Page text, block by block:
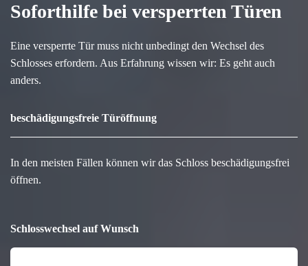
Soforthilfe bei versperrten Türen
Eine versperrte Tür muss nicht unbedingt den Wechsel des
Schlosses erfordern. Aus Erfahrung wissen wir: Es geht auch
anders.
beschädigungsfreie Türöffnung
In den meisten Fällen können wir das Schloss beschädigungsfrei
öffnen.
Schlosswechsel auf Wunsch